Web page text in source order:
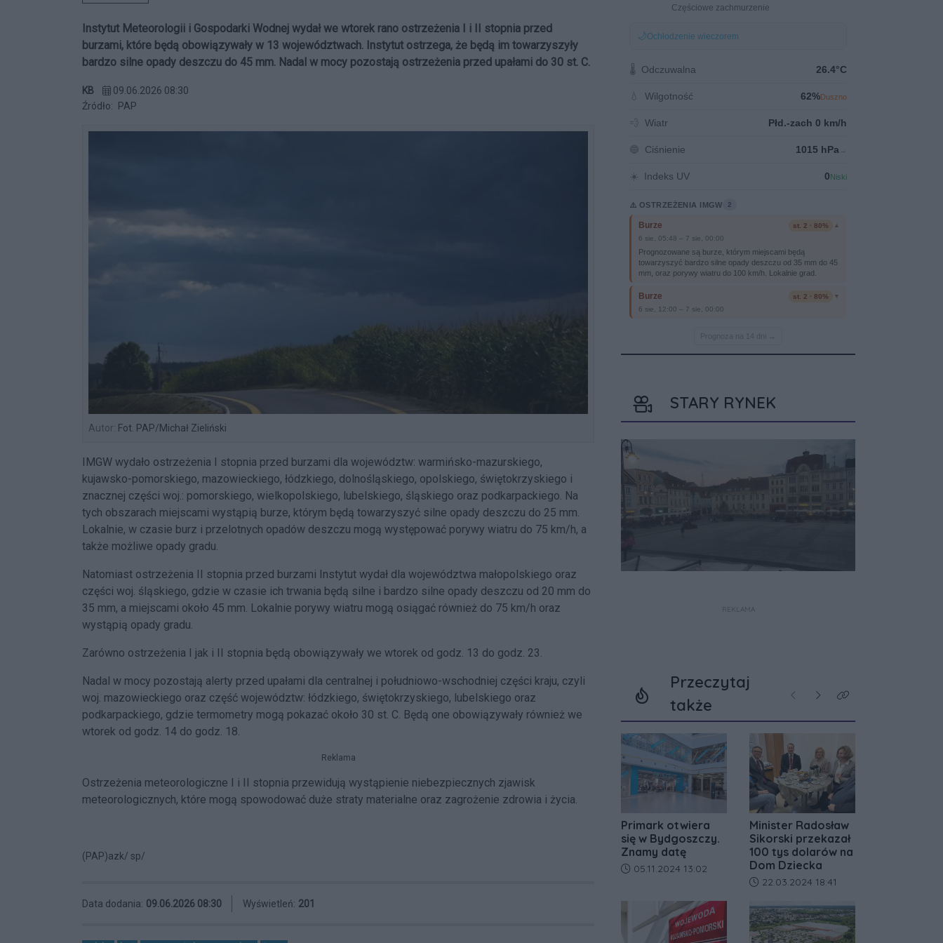
Instytut Meteorologii i Gospodarki Wodnej wydał we wtorek rano ostrzeżenia I i II stopnia przed
burzami, które będą obowiązywały w 13 województwach. Instytut ostrzega, że będą im towarzyszyły
bardzo silne opady deszczu do 45 mm. Nadal w mocy pozostają ostrzeżenia przed upałami do 30 st. C.
KB
09.06.2026 08:30
Źródło:
PAP
Autor: Fot. PAP/Michał Zieliński
IMGW wydało ostrzeżenia I stopnia przed burzami dla województw: warmińsko-mazurskiego,
kujawsko-pomorskiego, mazowieckiego, łódzkiego, dolnośląskiego, opolskiego, świętokrzyskiego i
znacznej części woj.: pomorskiego, wielkopolskiego, lubelskiego, śląskiego oraz podkarpackiego. Na
tych obszarach miejscami wystąpią burze, którym będą towarzyszyć silne opady deszczu do 25 mm.
Lokalnie, w czasie burz i przelotnych opadów deszczu mogą występować porywy wiatru do 75 km/h, a
także możliwe opady gradu.
Natomiast ostrzeżenia II stopnia przed burzami Instytut wydał dla województwa małopolskiego oraz
części woj. śląskiego, gdzie w czasie ich trwania będą silne i bardzo silne opady deszczu od 20 mm do
35 mm, a miejscami około 45 mm. Lokalnie porywy wiatru mogą osiągać również do 75 km/h oraz
wystąpią opady gradu.
Zarówno ostrzeżenia I jak i II stopnia będą obowiązywały we wtorek od godz. 13 do godz. 23.
Nadal w mocy pozostają alerty przed upałami dla centralnej i południowo-wschodniej części kraju, czyli
woj. mazowieckiego oraz część województw: łódzkiego, świętokrzyskiego, lubelskiego oraz
podkarpackiego, gdzie termometry mogą pokazać około 30 st. C. Będą one obowiązywały również we
wtorek od godz. 14 do godz. 18.
Reklama
Ostrzeżenia meteorologiczne I i II stopnia przewidują wystąpienie niebezpiecznych zjawisk
meteorologicznych, które mogą spowodować duże straty materialne oraz zagrożenie zdrowia i życia.
(PAP)azk/ sp/
Data dodania: 09.06.2026 08:30 Wyświetleń: 201
STARY RYNEK
REKLAMA
Przeczytaj
także
Poprzednie
NastępneKliknij aby zobaczyć
Primark otwiera
się w Bydgoszczy.
Znamy datę
Data dodania artykułu:
05.11.2024 13:02
Minister Radosław
Sikorski przekazał
100 tys dolarów na
Dom Dziecka
Data dodania artykułu:
22.03.2024 18:41